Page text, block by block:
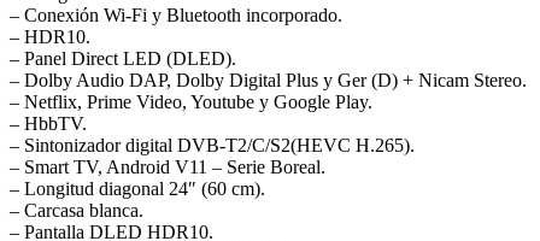
– Conexión Wi-Fi y Bluetooth incorporado.
– HDR10.
– Panel Direct LED (DLED).
– Dolby Audio DAP, Dolby Digital Plus y Ger (D) + Nicam Stereo.
– Netflix, Prime Video, Youtube y Google Play.
– HbbTV.
– Sintonizador digital DVB-T2/C/S2(HEVC H.265).
– Smart TV, Android V11 – Serie Boreal.
– Longitud diagonal 24″ (60 cm).
– Carcasa blanca.
– Pantalla DLED HDR10.